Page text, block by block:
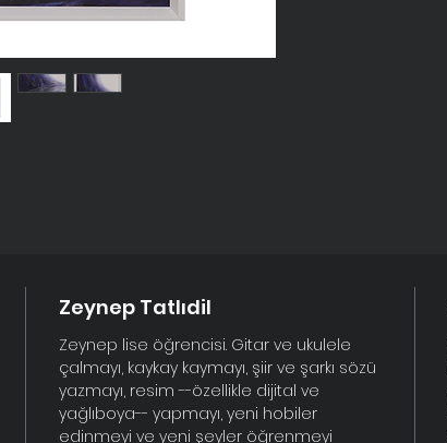
Zeynep Tatlıdil
Zeynep lise öğrencisi. Gitar ve ukulele
çalmayı, kaykay kaymayı, şiir ve şarkı sözü
yazmayı, resim --özellikle dijital ve
yağlıboya-- yapmayı, yeni hobiler
edinmeyi ve yeni şeyler öğrenmeyi